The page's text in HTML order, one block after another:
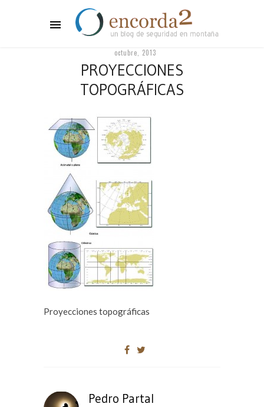
octubre, 2013
PROYECCIONES
TOPOGRÁFICAS
Proyecciones topográficas
Pedro Partal